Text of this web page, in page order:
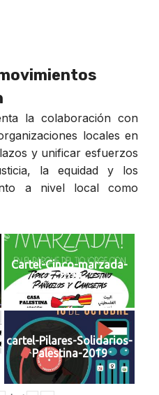
la colaboración con
locales en
y unificar esfuerzos
la equidad y los
a nivel local como
Cartel-Cinco-marzada-
2023
cartel-Pilares-Solidarios-
Palestina-2019